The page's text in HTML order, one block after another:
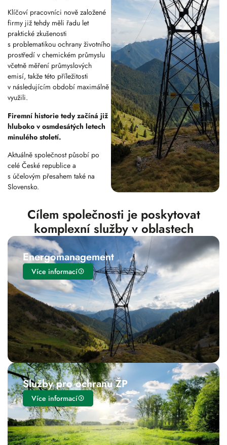
Klíčoví pracovníci nově založené
firmy již tehdy měli řadu let
praktické zkušenosti
s problematikou ochrany životního
prostředí v chemickém průmyslu
včetně měření průmyslových
emisí, takže této příležitosti
v následujícím období maximálně
využili.
Firemní historie tedy začíná již
hluboko v osmdesátých letech
minulého století.
Aktuálně společnost působí po
celé České republice a
s účelovým přesahem také na
Slovensko.
Cílem společnosti je poskytovat
komplexní služby v oblastech
Energomanagement
Více informací
Služby pro ochranu ŽP
Více informací